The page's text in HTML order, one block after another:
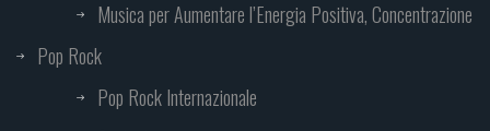
Musica per Aumentare l’Energia Positiva, Concentrazione
Pop Rock
Pop Rock Internazionale